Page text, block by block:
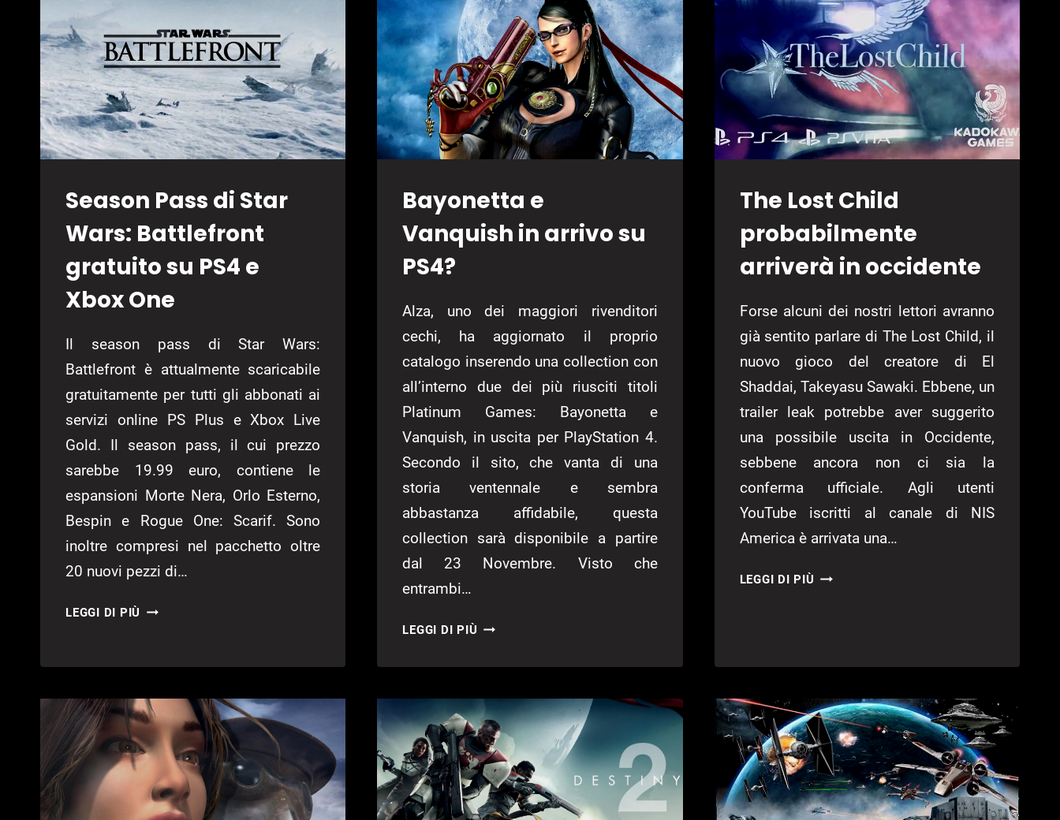
IN
EARLY-
ACCESS
Season Pass di Star
Wars: Battlefront
gratuito su PS4 e
Xbox One
Il season pass di Star Wars:
Battlefront è attualmente scaricabile
gratuitamente per tutti gli abbonati ai
servizi online PS Plus e Xbox Live
Gold. Il season pass, il cui prezzo
sarebbe 19.99 euro, contiene le
espansioni Morte Nera, Orlo Esterno,
Bespin e Rogue One: Scarif. Sono
inoltre compresi nel pacchetto oltre
20 nuovi pezzi di…
LEGGI DI PIÙ SEASON
STAR
BATTLEFRONT
GRATUITO
SU
XBOX
Bayonetta e
Vanquish in arrivo su
PS4?
Alza, uno dei maggiori rivenditori
cechi, ha aggiornato il proprio
catalogo inserendo una collection con
all’interno due dei più riusciti titoli
Platinum Games: Bayonetta e
Vanquish, in uscita per PlayStation 4.
Secondo il sito, che vanta di una
storia ventennale e sembra
abbastanza affidabile, questa
collection sarà disponibile a partire
dal 23 Novembre. Visto che
entrambi…
LEGGI DI PIÙ BAYONETTA
VANQUISH
ARRIVO
SU
PS4?
The Lost Child
probabilmente
arriverà in occidente
Forse alcuni dei nostri lettori avranno
già sentito parlare di The Lost Child, il
nuovo gioco del creatore di El
Shaddai, Takeyasu Sawaki. Ebbene, un
trailer leak potrebbe aver suggerito
una possibile uscita in Occidente,
sebbene ancora non ci sia la
conferma ufficiale. Agli utenti
YouTube iscritti al canale di NIS
America è arrivata una…
LEGGI DI PIÙ THE